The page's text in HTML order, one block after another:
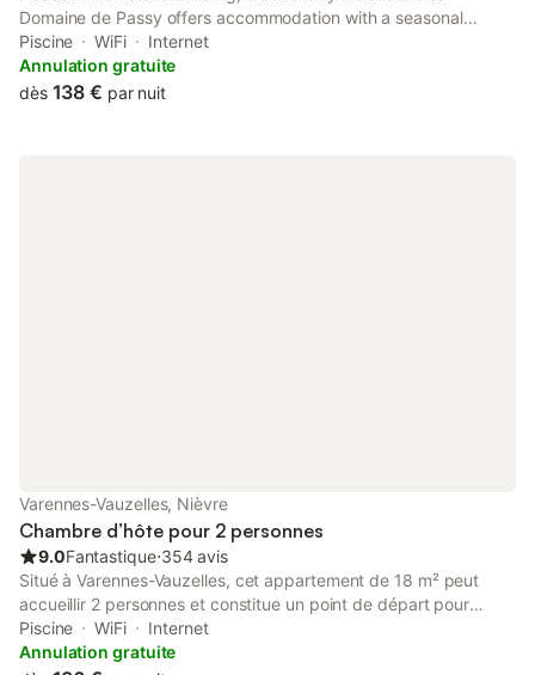
Domaine de Passy offers accommodation with a seasonal
outdoor swimming pool and free WiFi. This bed and breakfast
features free private parking and a shared kitchen.
Piscine WiFi
Internet
Annulation gratuite
dès 138 € par nuit
Varennes-Vauzelles, Nièvre
Chambre d’hôte pour 2 personnes
9.0Fantastique⋅354 avis
Situé à Varennes-Vauzelles, cet appartement de 18 m² peut
accueillir 2 personnes et constitue un point de départ pour
explorer la région. L'établissement dispose de chambres
insonorisées pour garantir votre tranquillité et se trouve à 1 km
Piscine WiFi
Internet
Annulation gratuite